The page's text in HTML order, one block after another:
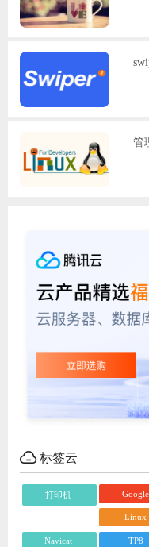
管
标签云
打印机 Google
Linux
Navicat TP8